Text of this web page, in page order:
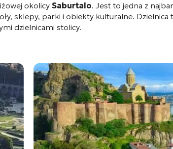
okolicy Saburtalo. Jest to jedna z
sklepy, parki i obiekty kulturalne.
dzielnicami stolicy.